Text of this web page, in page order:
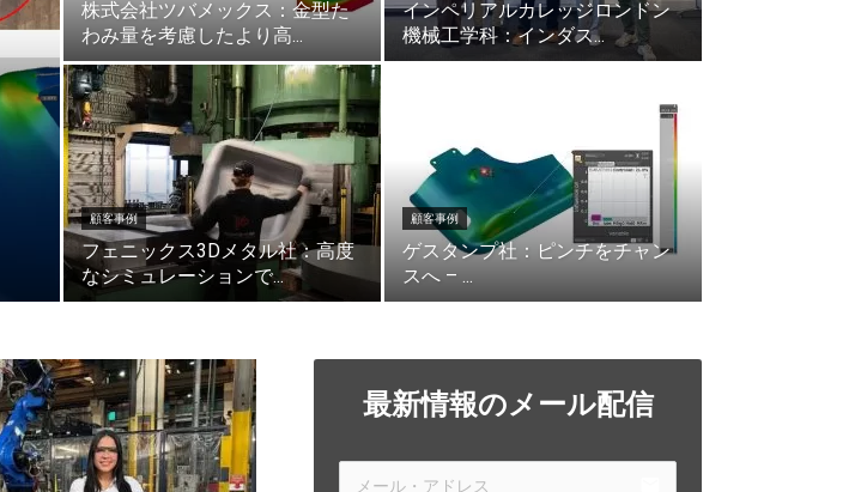
株式会社ツバメックス：金型た
わみ量を考慮したより高...
インペリアルカレッジロンドン
機械工学科：インダス...
顧客事例
フェニックス3Dメタル社：高度
なシミュレーションで...
顧客事例
ゲスタンプ社：ピンチをチャン
スへ – ...
最新情報のメール配信